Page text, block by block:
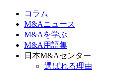
コラム
M&Aニュース
M&Aを学ぶ
M&A用語集
日本M&Aセンター
選ばれる理由